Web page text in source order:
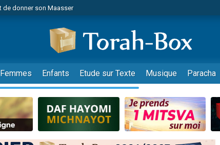
viennent de faire un don pour 5 jours de vacances aux Orphelins
viennent de nous rejoindre sur WhatsApp
viennent de demander une bénédiction
musiques dans Torah-Box Music
viennent de faire un don pour Sauvez la jambe de Yohan
places pour étudier en groupe sur Zoom
viennent de nous rejoindre sur WhatsApp
viennent de nous rejoindre sur WhatsApp
Femmes Enfants Etude sur Texte Musique Paracha